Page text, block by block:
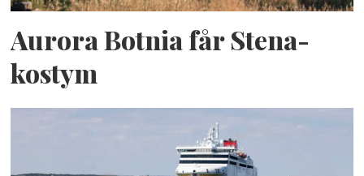
Aurora Botnia får Stena-
kostym